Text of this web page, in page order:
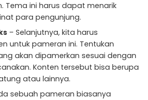
Tema ini harus dapat menarik
para pengunjung.
– Selanjutnya, kita harus
untuk pameran ini. Tentukan
akan dipamerkan sesuai dengan
Konten tersebut bisa berupa
atau lainnya.
sebuah pameran biasanya